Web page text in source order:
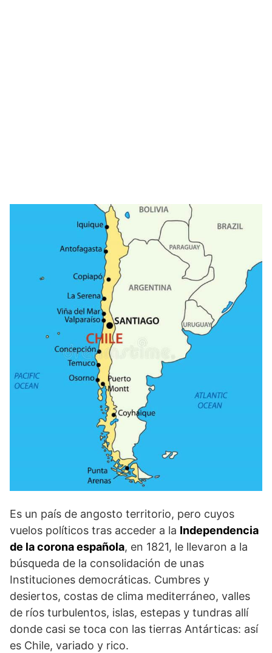
Es un país de angosto territorio, pero cuyos
vuelos políticos tras acceder a la Independencia
de la corona española, en 1821, le llevaron a la
búsqueda de la consolidación de unas
Instituciones democráticas. Cumbres y
desiertos, costas de clima mediterráneo, valles
de ríos turbulentos, islas, estepas y tundras allí
donde casi se toca con las tierras Antárticas: así
es Chile, variado y rico.